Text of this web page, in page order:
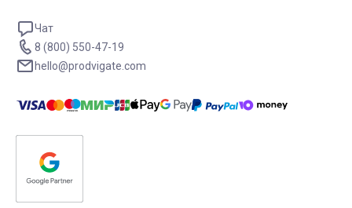
Чат
8 (800) 550-47-19
hello@prodvigate.com